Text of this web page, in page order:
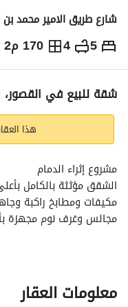
شارع طريق الامير محمد
5
4 170 م2 ⃁
760,000
التفاصيل
شقة للبيع في القصور،
هذا
مشروع إثراء الدمام
الشقق مؤثثة بالكامل
مكيفات ومطابخ راكبة
مجالس وغرف نوم مجهزة
عوازل صوتية وحرارية
ضمانات حقيقية:
معلومات العقار